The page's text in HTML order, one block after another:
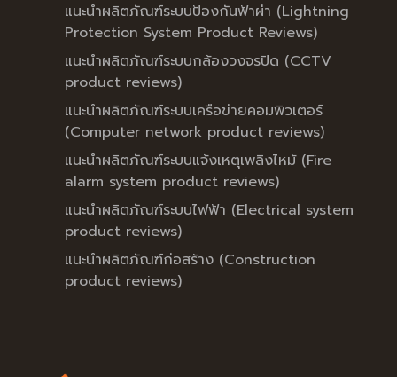
แนะนำผลิตภัณฑ์ระบบป้องกันฟ้าผ่า (Lightning
Protection System Product Reviews)
แนะนำผลิตภัณฑ์ระบบกล้องวงจรปิด (CCTV
product reviews)
แนะนำผลิตภัณฑ์ระบบเครือข่ายคอมพิวเตอร์
(Computer network product reviews)
แนะนำผลิตภัณฑ์ระบบแจ้งเหตุเพลิงไหม้ (Fire
alarm system product reviews)
แนะนำผลิตภัณฑ์ระบบไฟฟ้า (Electrical system
product reviews)
แนะนำผลิตภัณฑ์ก่อสร้าง (Construction
product reviews)